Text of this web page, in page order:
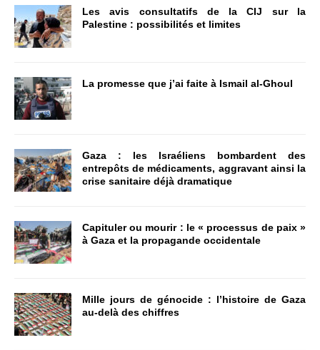
Les avis consultatifs de la CIJ sur la
Palestine : possibilités et limites
La promesse que j’ai faite à Ismail al-Ghoul
Gaza : les Israéliens bombardent des
entrepôts de médicaments, aggravant ainsi la
crise sanitaire déjà dramatique
Capituler ou mourir : le « processus de paix »
à Gaza et la propagande occidentale
Mille jours de génocide : l’histoire de Gaza
au-delà des chiffres